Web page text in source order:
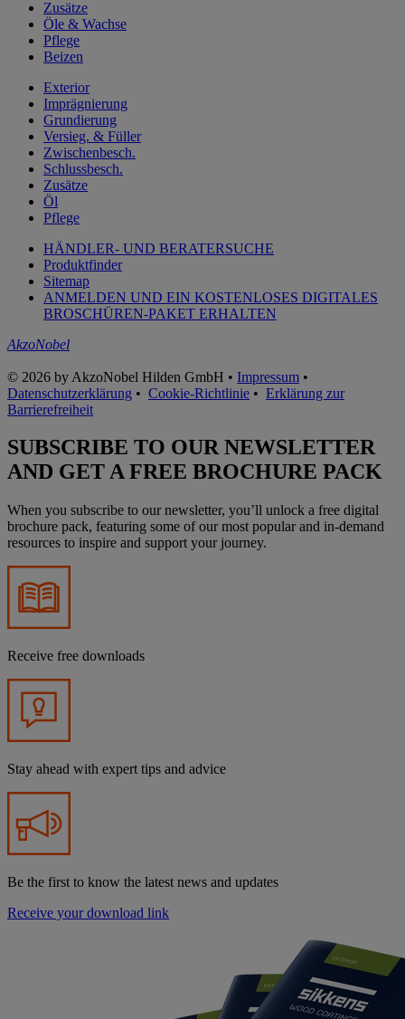
Zusätze
Öle & Wachse
Pflege
Beizen
Exterior
Imprägnierung
Grundierung
Versieg. & Füller
Zwischenbesch.
Schlussbesch.
Zusätze
Öl
Pflege
HÄNDLER- UND BERATERSUCHE
Produktfinder
Sitemap
ANMELDEN UND EIN KOSTENLOSES DIGITALES
BROSCHÜREN-PAKET ERHALTEN
AkzoNobel
© 2026 by AkzoNobel Hilden GmbH • Impressum •
Datenschutzerklärung • Cookie-Richtlinie • Erklärung zur
Barrierefreiheit
SUBSCRIBE TO OUR NEWSLETTER
AND GET A FREE BROCHURE PACK
When you subscribe to our newsletter, you’ll unlock a free digital
brochure pack, featuring some of our most popular and in-demand
resources to inspire and support your journey.
Receive free downloads
Stay ahead with expert tips and advice
Be the first to know the latest news and updates
Receive your download link